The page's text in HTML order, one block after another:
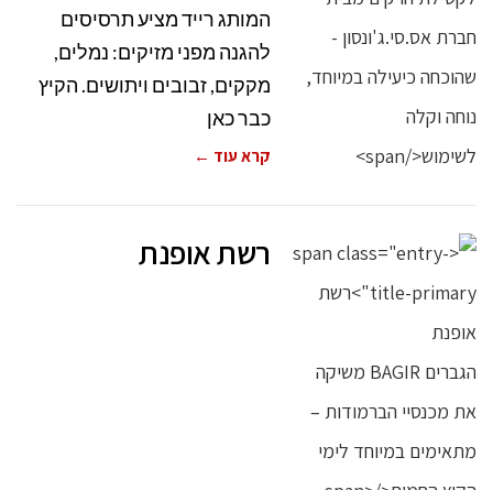
המותג רייד מציע תרסיסים
להגנה מפני מזיקים: נמלים,
מקקים, זבובים ויתושים. הקיץ
כבר כאן
קרא עוד ←
רשת אופנת